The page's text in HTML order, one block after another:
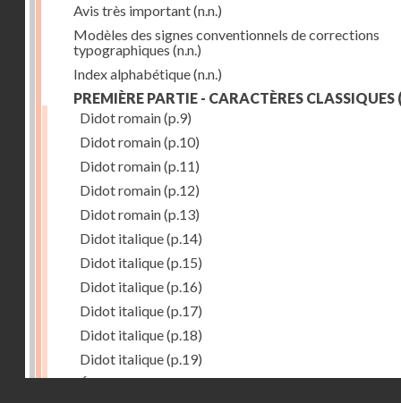
Avis très important(n.n.)
Modèles des signes conventionnels de corrections
typographiques (n.n.)
Index alphabétique(n.n.)
PREMIÈRE PARTIE - CARACTÈRES CLASSIQUES
Didot romain(p.9)
Didot romain(p.10)
Didot romain(p.11)
Didot romain(p.12)
Didot romain(p.13)
Didot italique(p.14)
Didot italique(p.15)
Didot italique(p.16)
Didot italique(p.17)
Didot italique(p.18)
Didot italique(p.19)
Égyptienne(p.20)